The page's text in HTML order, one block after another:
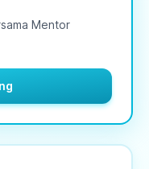
Mentor